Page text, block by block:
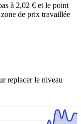
à 2,02 € et le point
de prix travaillée
replacer le niveau